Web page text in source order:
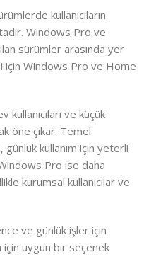
kullanıcıların
Windows Pro ve
sürümler arasında yer
için Windows Pro ve Home
ve küçük
öne çıkar. Temel
kullanım için yeterli
Pro ise daha
kurumsal kullanıcılar ve
ve günlük işler için
için uygun bir seçenek